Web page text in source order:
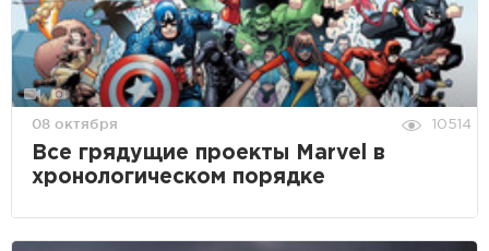
08 октября 10514
Все грядущие проекты Marvel в
хронологическом порядке